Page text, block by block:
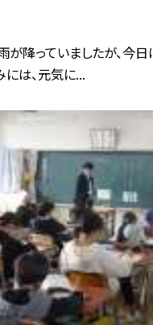
が降っていましたが、今
には、元気に...